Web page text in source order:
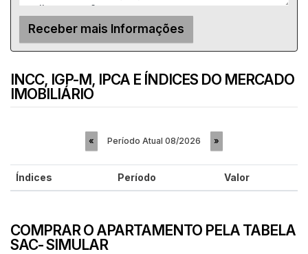
INCC, IGP-M, IPCA E ÍNDICES DO MERCADO
IMOBILIÁRIO
« Período Atual 08/2026 »
Índices Período Valor
COMPRAR O APARTAMENTO PELA TABELA
SAC- SIMULAR